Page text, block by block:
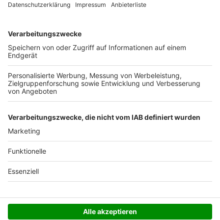
Versandkosten.
Der Bestellprozess ist mit Hilfe eines SSL-
SERVICE HOTLINE
SHOP SERVICE